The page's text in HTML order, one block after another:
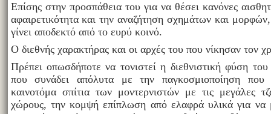
Επίσης στην προσπάθεια του για να θέσει κανόνες
αφαιρετικότητα και την αναζήτηση σχημάτων και
γίνει αποδεκτό από το ευρύ κοινό.
Ο διεθνής χαρακτήρας και οι αρχές του που νίκησαν τον
Πρέπει οπωσδήποτε να τονιστεί η διεθνιστική φύση
που συνάδει απόλυτα με την παγκοσμιοποίηση που
καινοτόμα σπίτια των μοντερνιστών με τις μεγάλες
χώρους, την κομψή επίπλωση από ελαφρά υλικά για να